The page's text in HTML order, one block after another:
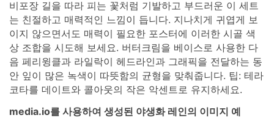
비포장 길을 따라 피는 꽃처럼 기발하고 부드러운 이 세트
는 친절하고 매력적인 느낌이 듭니다. 지나치게 귀엽게 보
이지 않으면서도 매력이 필요한 포스터에 이러한 시골 색
상 조합을 시도해 보세요. 버터크림을 베이스로 사용한 다
음 페리윙클과 라일락이 헤드라인과 그래픽을 전달하는 동
안 잎이 많은 녹색이 따뜻함의 균형을 맞춰줍니다. 팁: 테라
코타를 데이트와 콜아웃의 작은 악센트로 유지하세요.
media.io를 사용하여 생성된 야생화 레인의 이미지 예